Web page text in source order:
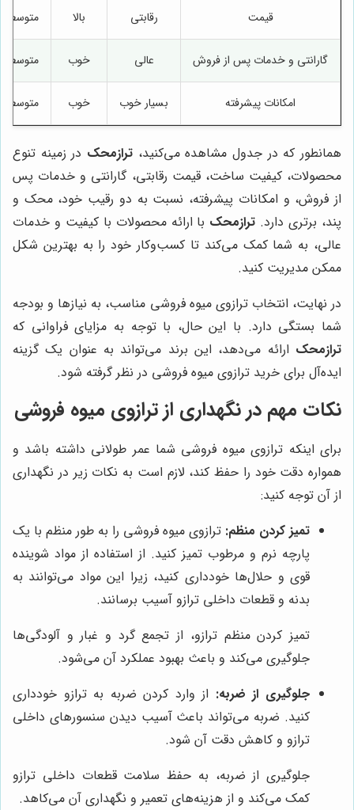
قیمت رقابتی بالا متوسط
گارانتی و خدمات پس از فروش عالی خوب متوسط
امکانات پیشرفته بسیار خوب خوب متوسط
همانطور که در جدول مشاهده می‌کنید، ترازمحک در زمینه تنوع
محصولات، کیفیت ساخت، قیمت رقابتی، گارانتی و خدمات پس
از فروش، و امکانات پیشرفته، نسبت به دو رقیب خود، محک و
پند، برتری دارد. ترازمحک با ارائه محصولات با کیفیت و خدمات
عالی، به شما کمک می‌کند تا کسب‌وکار خود را به بهترین شکل
ممکن مدیریت کنید.
در نهایت، انتخاب ترازوی میوه فروشی مناسب، به نیازها و بودجه
شما بستگی دارد. با این حال، با توجه به مزایای فراوانی که
ترازمحک ارائه می‌دهد، این برند می‌تواند به عنوان یک گزینه
ایده‌آل برای خرید ترازوی میوه فروشی در نظر گرفته شود.
نکات مهم در نگهداری از ترازوی میوه فروشی
برای اینکه ترازوی میوه فروشی شما عمر طولانی داشته باشد و
همواره دقت خود را حفظ کند، لازم است به نکات زیر در نگهداری
از آن توجه کنید:
تمیز کردن منظم: ترازوی میوه فروشی را به طور منظم با یک
پارچه نرم و مرطوب تمیز کنید. از استفاده از مواد شوینده
قوی و حلال‌ها خودداری کنید، زیرا این مواد می‌توانند به
بدنه و قطعات داخلی ترازو آسیب برسانند.
تمیز کردن منظم ترازو، از تجمع گرد و غبار و آلودگی‌ها
جلوگیری می‌کند و باعث بهبود عملکرد آن می‌شود.
جلوگیری از ضربه: از وارد کردن ضربه به ترازو خودداری
کنید. ضربه می‌تواند باعث آسیب دیدن سنسورهای داخلی
ترازو و کاهش دقت آن شود.
جلوگیری از ضربه، به حفظ سلامت قطعات داخلی ترازو
کمک می‌کند و از هزینه‌های تعمیر و نگهداری آن می‌کاهد.